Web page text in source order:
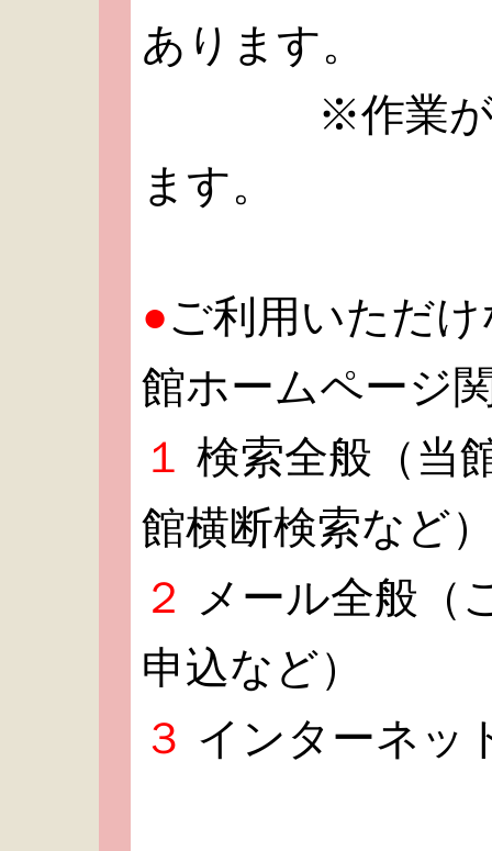
あります。
※作業が終
ます。
●ご利用いただ
館ホームページ
１ 検索全般（当
館横断検索など
２ メール全般（
申込など）
３ インターネッ